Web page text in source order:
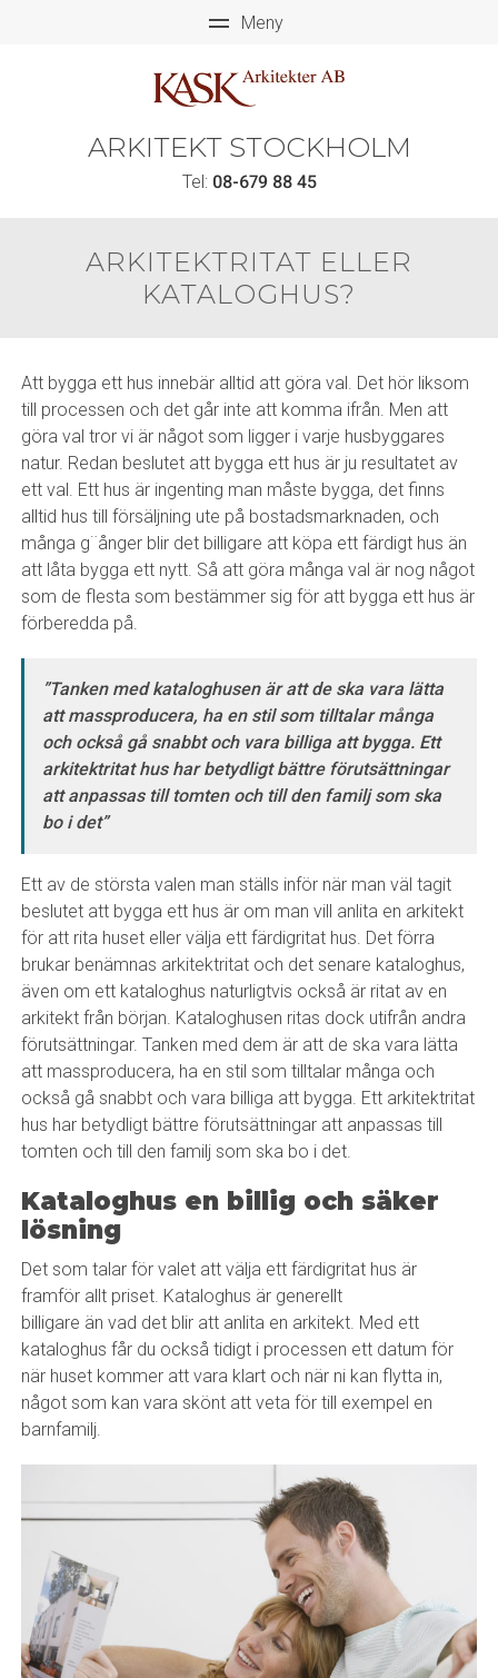
ARKITEKT STOCKHOLM
Tel: 08-679 88 45
ARKITEKTRITAT ELLER
KATALOGHUS?
Att bygga ett hus innebär alltid att göra val. Det hör liksom
till processen och det går inte att komma ifrån. Men att
göra val tror vi är något som ligger i varje husbyggares
natur. Redan beslutet att bygga ett hus är ju resultatet av
ett val. Ett hus är ingenting man måste bygga, det finns
alltid hus till försäljning ute på bostadsmarknaden, och
många g¨ånger blir det billigare att köpa ett färdigt hus än
att låta bygga ett nytt. Så att göra många val är nog något
som de flesta som bestämmer sig för att bygga ett hus är
förberedda på.
”Tanken med kataloghusen är att de ska vara lätta
att massproducera, ha en stil som tilltalar många
och också gå snabbt och vara billiga att bygga. Ett
arkitektritat hus har betydligt bättre förutsättningar
att anpassas till tomten och till den familj som ska
bo i det”
Ett av de största valen man ställs inför när man väl tagit
beslutet att bygga ett hus är om man vill anlita en arkitekt
för att rita huset eller välja ett färdigritat hus. Det förra
brukar benämnas arkitektritat och det senare kataloghus,
även om ett kataloghus naturligtvis också är ritat av en
arkitekt från början. Kataloghusen ritas dock utifrån andra
förutsättningar. Tanken med dem är att de ska vara lätta
att massproducera, ha en stil som tilltalar många och
också gå snabbt och vara billiga att bygga. Ett arkitektritat
hus har betydligt bättre förutsättningar att anpassas till
tomten och till den familj som ska bo i det.
Kataloghus en billig och säker
lösning
Det som talar för valet att välja ett färdigritat hus är
framför allt priset. Kataloghus är generellt
billigare än vad det blir att anlita en arkitekt. Med ett
kataloghus får du också tidigt i processen ett datum för
när huset kommer att vara klart och när ni kan flytta in,
något som kan vara skönt att veta för till exempel en
barnfamilj.